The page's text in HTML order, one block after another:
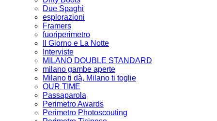
Due Spaghi
esplorazioni
Framers
fuoriperimetro
Il Giorno e La Notte
Interviste
MILANO DOUBLE STANDARD
milano gambe aperte
Milano ti dà, Milano ti toglie
OUR TIME
Passaparola
Perimetro Awards
Perimetro Photoscouting